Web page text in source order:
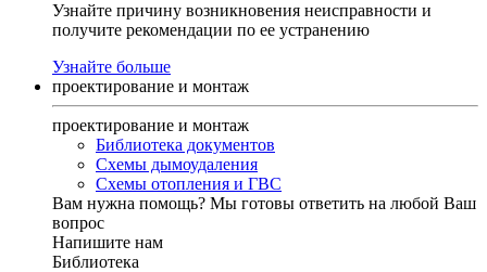
Узнайте причину возникновения неисправности и
получите рекомендации по ее устранению
Узнайте больше
проектирование и монтаж
проектирование и монтаж
Библиотека документов
Схемы дымоудаления
Схемы отопления и ГВС
Вам нужна помощь? Мы готовы ответить на любой Ваш
вопрос
Напишите нам
Библиотека